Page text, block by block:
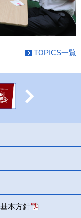
TOPICS一覧
本方針